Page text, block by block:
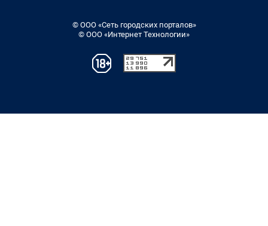
© ООО «Сеть городских порталов»
© ООО «Интернет Технологии»